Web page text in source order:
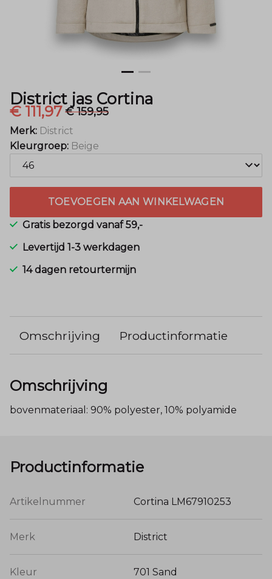
District jas Cortina
€ 111,97€ 159,95
Merk: District
Kleurgroep: Beige
TOEVOEGEN AAN WINKELWAGEN
Gratis bezorgd vanaf 59,-
Levertijd 1-3 werkdagen
14 dagen retourtermijn
Omschrijving Productinformatie
Omschrijving
bovenmateriaal: 90% polyester, 10% polyamide
Productinformatie
Artikelnummer Cortina LM67910253
Merk District
Kleur 701 Sand